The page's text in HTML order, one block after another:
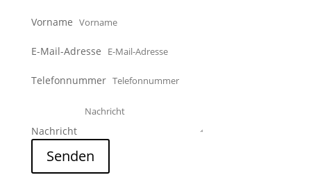
Vorname
E-Mail-Adresse
Telefonnummer
Nachricht
Senden